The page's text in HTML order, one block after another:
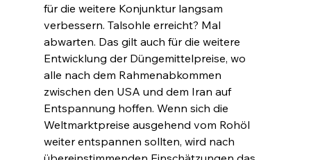
für die weitere Konjunktur langsam
verbessern. Talsohle erreicht? Mal
abwarten. Das gilt auch für die weitere
Entwicklung der Düngemittelpreise, wo
alle nach dem Rahmenabkommen
zwischen den USA und dem Iran auf
Entspannung hoffen. Wenn sich die
Weltmarktpreise ausgehend vom Rohöl
weiter entspannen sollten, wird nach